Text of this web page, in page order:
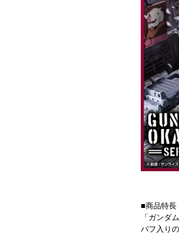
■商品特長
「ガンダ
パフ入り